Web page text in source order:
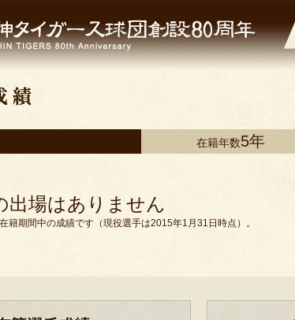
在籍年数5年
出場はありません
籍期間中の成績です（現役選手は2015年1月31日時点）。